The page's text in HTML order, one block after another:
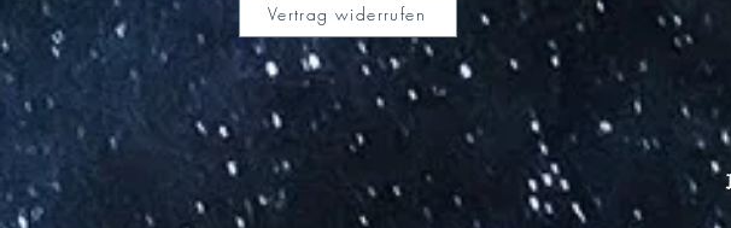
Vertrag widerrufen